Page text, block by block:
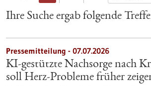
Ihre Suche ergab folgende
Pressemitteilung - 07.07.2026
KI-gestützte Nachsorge nach
soll Herz-Probleme früher